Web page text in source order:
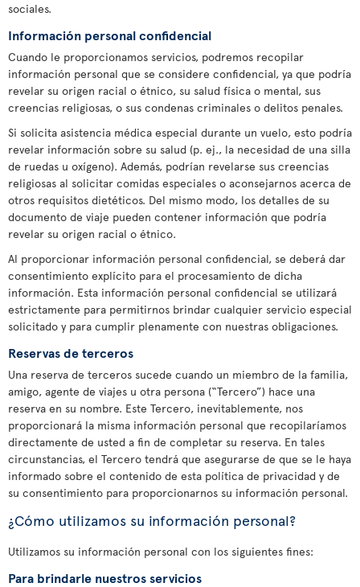
sociales.
Información personal confidencial
Cuando le proporcionamos servicios, podremos recopilar
información personal que se considere confidencial, ya que podría
revelar su origen racial o étnico, su salud física o mental, sus
creencias religiosas, o sus condenas criminales o delitos penales.
Si solicita asistencia médica especial durante un vuelo, esto podría
revelar información sobre su salud (p. ej., la necesidad de una silla
de ruedas u oxígeno). Además, podrían revelarse sus creencias
religiosas al solicitar comidas especiales o aconsejarnos acerca de
otros requisitos dietéticos. Del mismo modo, los detalles de su
documento de viaje pueden contener información que podría
revelar su origen racial o étnico.
Al proporcionar información personal confidencial, se deberá dar
consentimiento explícito para el procesamiento de dicha
información. Esta información personal confidencial se utilizará
estrictamente para permitirnos brindar cualquier servicio especial
solicitado y para cumplir plenamente con nuestras obligaciones.
Reservas de terceros
Una reserva de terceros sucede cuando un miembro de la familia,
amigo, agente de viajes u otra persona (“Tercero”) hace una
reserva en su nombre. Este Tercero, inevitablemente, nos
proporcionará la misma información personal que recopilaríamos
directamente de usted a fin de completar su reserva. En tales
circunstancias, el Tercero tendrá que asegurarse de que se le haya
informado sobre el contenido de esta política de privacidad y de
su consentimiento para proporcionarnos su información personal.
¿Cómo utilizamos su información personal?
Utilizamos su información personal con los siguientes fines:
Para brindarle nuestros servicios